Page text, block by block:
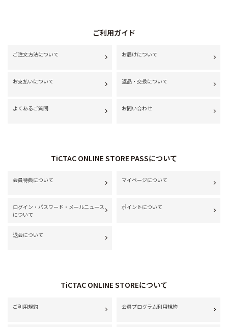
ご利用ガイド
ご注文方法について お届けについて
お支払いについて 返品・交換について
よくあるご質問 お問い合わせ
TiCTAC ONLINE STORE PASSについて
会員特典について マイページについて
ログイン・パスワード・メールニュース
について
ポイントについて
退会について
TiCTAC ONLINE STOREについて
ご利用規約 会員プログラム利用規約